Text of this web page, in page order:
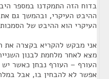
בדוח הזה התמקדנו במספר
ההיבט העיקרי, ובהמשך גם
העיקרי הוא ההיבט של
אני מבקש להקריא בקצרה את
מצא לאחר מלחמת לבנון
העורף – העורף נבחן כאשר
אפשר לא להבחין בו, אבל